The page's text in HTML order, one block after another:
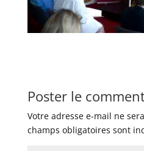
Poster le
Votre adresse e-mail ne
champs obligatoires sont